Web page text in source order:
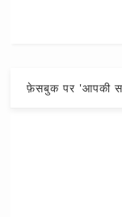
फ़ेसबुक पर 'आपकी